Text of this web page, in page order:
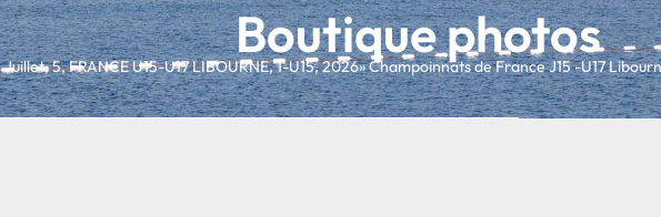
Boutique photos
Juillet,5,FRANCE U15-U17 LIBOURNE,1-U15,2026» Champoinnats de France J15 -U17